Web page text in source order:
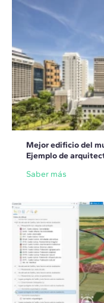
Mejor edificio del
Ejemplo de
Saber más